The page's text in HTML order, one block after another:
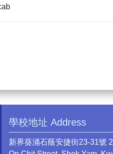
學校地址 Address
新界葵涌石蔭安捷街23-31號